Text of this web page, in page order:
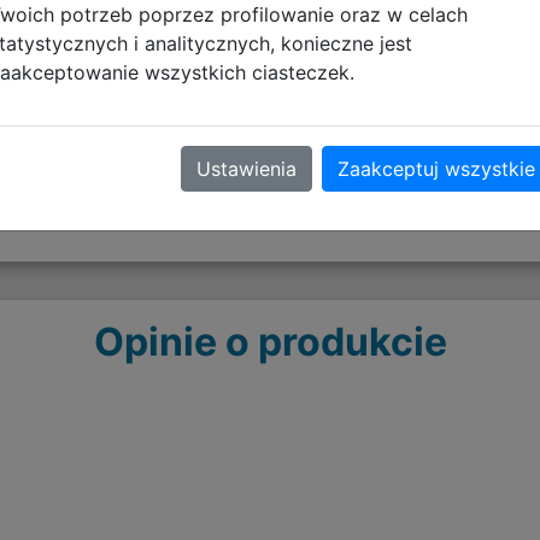
zgodności
Opinie o produkcie
potrzeb poprzez profilowanie oraz w celach
i analitycznych, konieczne jest
wszystkich ciasteczek.
Ustawienia Zaakceptuj wszystkie